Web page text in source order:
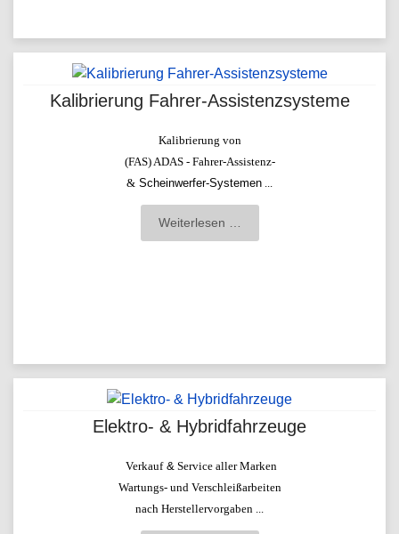
Kalibrierung Fahrer-Assistenzsysteme
Kalibrierung von
(FAS) ADAS - Fahrer-Assistenz-
& Scheinwerfer-Systemen
Weiterlesen …
Elektro- & Hybridfahrzeuge
Verkauf & Service aller Marken
Wartungs- und Verschleißarbeiten
nach Herstellervorgaben ...